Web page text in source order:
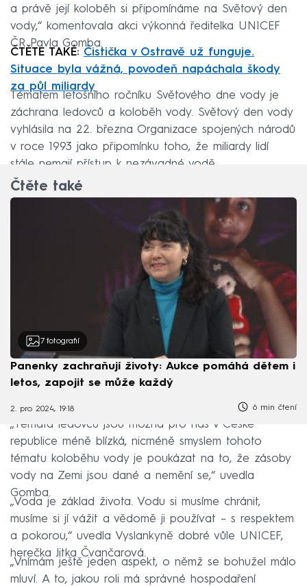
a právě její koloběh si připomínáme na Světový den
vody,“ komentovala akci výkonná ředitelka UNICEF
ČR Pavla Gomba.
ČTĚTE TAKÉ: Čistička v Ostravě už funguje.
Situace byla vážná, povodeň napáchala škody
za půl miliardy
Tématem letošního ročníku Světového dne vody je
záchrana ledovců a koloběh vody. Světový den vody
vyhlásila na 22. března Organizace spojených národů
v roce 1993 jako připomínku toho, že miliardy lidí
stále nemají přístup k nezávadné vodě.
Čtěte také
7 fotografií
Panenky zachraňují životy: Aukce pomáhá dětem i
letos, zapojit se může každý
2. pro 2024, 19:18 6 min čtení
„Témata ledovců jsou možná pro nás v České
republice méně blízká, nicméně smyslem tohoto
tématu koloběhu vody je poukázat na to, že zásoby
vody na Zemi jsou dané a nemění se,“ uvedla
Gomba.
„Voda je základ života. Vodu si musíme chránit,
musíme si jí vážit a vědomě ji používat – s respektem
a pokorou,“ uvedla Vyslankyně dobré vůle UNICEF,
herečka Jitka Čvančarová.
„Vnímám ještě jeden aspekt, o němž se bohužel málo
mluví. A to, jakou roli má správné hospodaření